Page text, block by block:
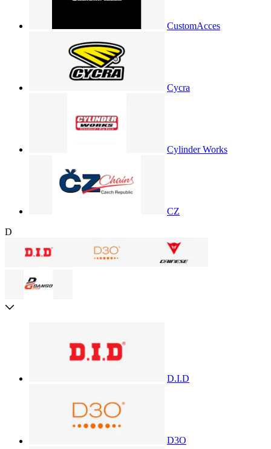
CustomAcces
Cycra
Cylinder Works
CZ
D
D.I.D
D3O